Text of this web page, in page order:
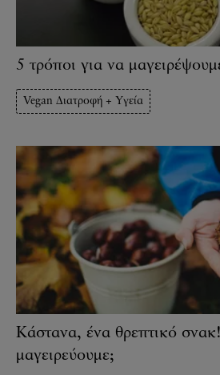
5 τρόποι για να
Vegan Διατροφή + Υγεία
Κάστανα, ένα θρεπτικό
μαγειρεύουμε;